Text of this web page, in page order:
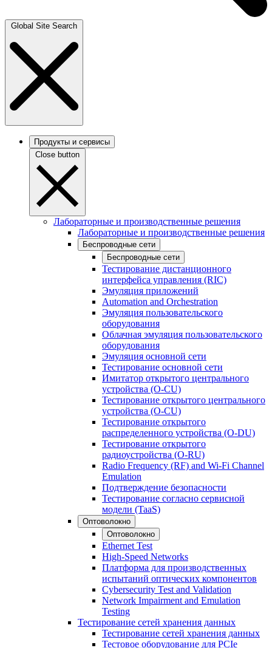
Global Site Search
Продукты и сервисы
Close button
Лабораторные и производственные решения
Лабораторные и производственные решения
Беспроводные сети
Беспроводные сети
Тестирование дистанционного
интерфейса управления (RIC)
Эмуляция приложений
Automation and Orchestration
Эмуляция пользовательского
оборудования
Облачная эмуляция пользовательского
оборудования
Эмуляция основной сети
Тестирование основной сети
Имитатор открытого центрального
устройства (O-CU)
Тестирование открытого центрального
устройства (O-CU)
Тестирование открытого
распределенного устройства (O-DU)
Тестирование открытого
радиоустройства (O-RU)
Radio Frequency (RF) and Wi-Fi Channel
Emulation
Подтверждение безопасности
Тестирование согласно сервисной
модели (TaaS)
Оптоволокно
Оптоволокно
Ethernet Test
High-Speed Networks
Платформа для производственных
испытаний оптических компонентов
Cybersecurity Test and Validation
Network Impairment and Emulation
Testing
Тестирование сетей хранения данных
Тестирование сетей хранения данных
Тестовое оборудование для PCIe